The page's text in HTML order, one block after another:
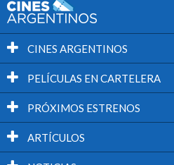
CINES ARGENTINOS
PELÍCULAS EN CARTELERA
PRÓXIMOS ESTRENOS
ARTÍCULOS